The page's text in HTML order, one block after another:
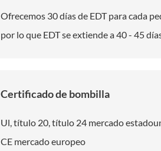
Ofrecemos 30 días de EDT para cada
por lo que EDT se extiende a 40 - 45
Certificado de bombilla
Ul, título 20, título 24 mercado
CE mercado europeo